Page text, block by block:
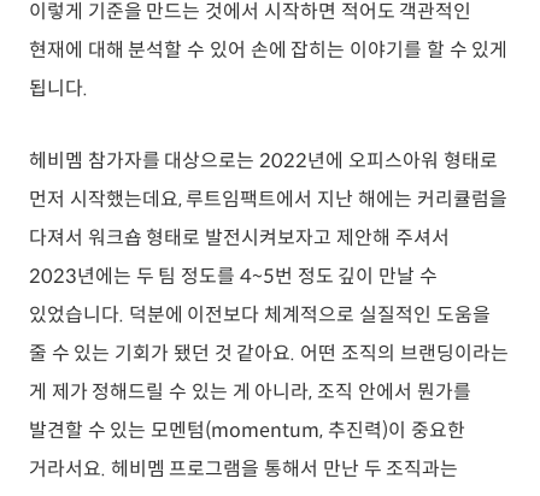
이렇게 기준을 만드는 것에서 시작하면 적어도 객관적인
현재에 대해 분석할 수 있어 손에 잡히는 이야기를 할 수 있게
됩니다.
헤비멤 참가자를 대상으로는 2022년에 오피스아워 형태로
먼저 시작했는데요, 루트임팩트에서 지난 해에는 커리큘럼을
다져서 워크숍 형태로 발전시켜보자고 제안해 주셔서
2023년에는 두 팀 정도를 4~5번 정도 깊이 만날 수
있었습니다. 덕분에 이전보다 체계적으로 실질적인 도움을
줄 수 있는 기회가 됐던 것 같아요. 어떤 조직의 브랜딩이라는
게 제가 정해드릴 수 있는 게 아니라, 조직 안에서 뭔가를
발견할 수 있는 모멘텀(momentum, 추진력)이 중요한
거라서요. 헤비멤 프로그램을 통해서 만난 두 조직과는